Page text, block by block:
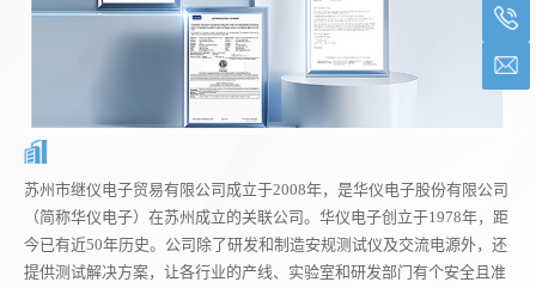
苏州市继仪电子贸易有限公司成立于2008年，是华仪电子股份有限公司
（简称华仪电子）在苏州成立的关联公司。华仪电子创立于1978年，距
今已有近50年历史。公司除了研发和制造安规测试仪及交流电源外，还
提供测试解决方案，让各行业的产线、实验室和研发部门有个安全且准